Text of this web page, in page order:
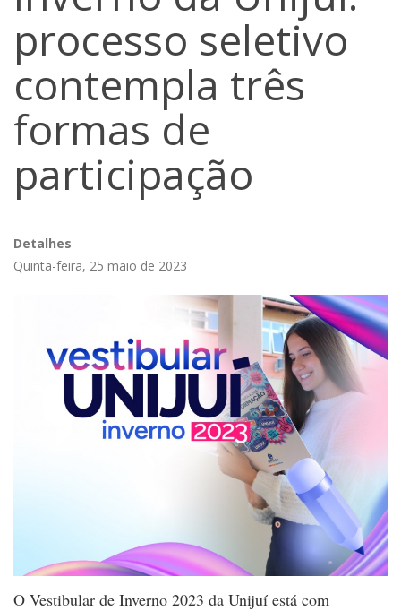
processo seletivo
contempla três
formas de
participação
Detalhes
Quinta-feira, 25 maio de 2023
O Vestibular de Inverno 2023 da Unijuí está com